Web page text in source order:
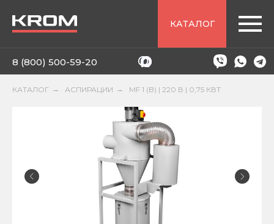
КАТАЛОГ
8 (800) 500-59-20
КАТАЛОГ → АСПИРАЦИИ → MF 1 (B) | 220 В | 0,75 КВТ